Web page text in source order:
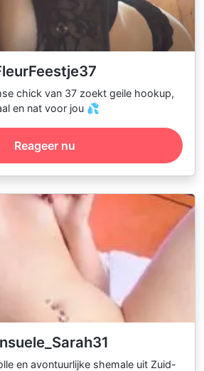
chick van 37 zoekt geile hookup,
en nat voor jou 💦
Reageer nu
en avontuurlijke shemale uit Zuid-